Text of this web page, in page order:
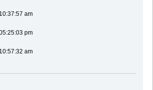
am
pm
am